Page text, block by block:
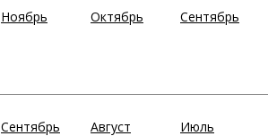
Ноябрь Октябрь Сентябрь
Сентябрь Август Июль